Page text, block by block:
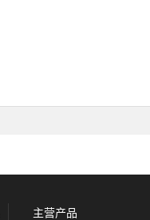
主营产品